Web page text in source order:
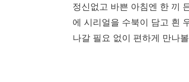
정신없고 바쁜 아침엔 한 끼
에 시리얼을 수북이 담고 흰
나갈 필요 없이 편하게 만나